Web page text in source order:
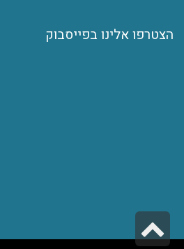
הצטרפו אלינו בפייסבוק
גלילה